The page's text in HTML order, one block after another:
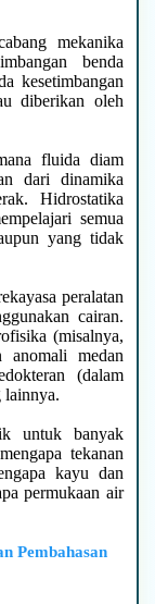
mekanika
benda
kesetimbangan
diberikan oleh
fluida diam
dari dinamika
Hidrostatika
semua
yang tidak
peralatan
cairan.
(misalnya,
anomali medan
(dalam
lainnya.
untuk banyak
tekanan
kayu dan
permukaan air
Pembahasan